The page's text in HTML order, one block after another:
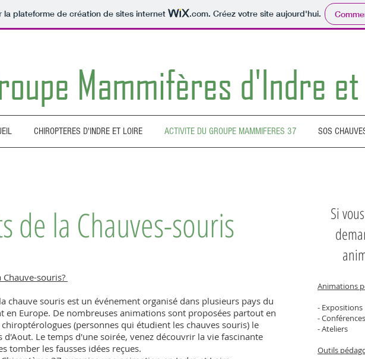
la plateforme de création de sites internet .com. Créez votre site aujourd'hui.
Mammifères d'Indre
CHIROPTERES D'INDRE ET LOIRE ACTIVITE DU GROUPE MAMMIFERES 37 SOS
souris?
chauve souris est un événement organisé dans plusieurs pays du
en Europe. De nombreuses animations sont proposées partout en
(personnes qui étudient les chauves souris) le
Le temps d'une soirée, venez découvrir la vie fascinante
tomber les fausses idées reçues.
de la Chauves-souris
Animations
- Expositions
- Conférences
- Ateliers
Outils
Si